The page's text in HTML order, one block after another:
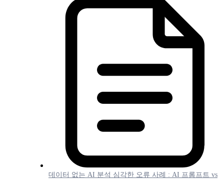
데이터 없는 AI 분석 심각한 오류 사례 : AI 프롬프트 vs